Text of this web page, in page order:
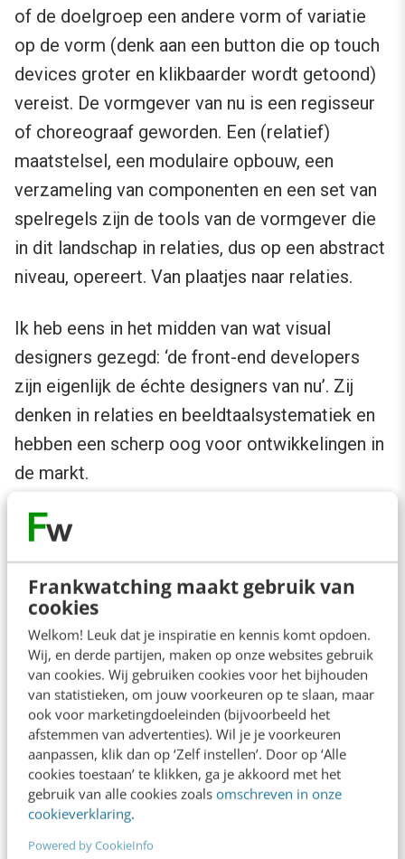
Frankwatching maakt gebruik van
cookies
Welkom! Leuk dat je inspiratie en kennis komt opdoen.
Wij, en derde partijen, maken op onze websites gebruik
van cookies. Wij gebruiken cookies voor het bijhouden
van statistieken, om jouw voorkeuren op te slaan, maar
ook voor marketingdoeleinden (bijvoorbeeld het
afstemmen van advertenties). Wil je je voorkeuren
aanpassen, klik dan op ‘Zelf instellen’. Door op ‘Alle
cookies toestaan’ te klikken, ga je akkoord met het
gebruik van alle cookies zoals omschreven in onze
cookieverklaring.
Powered by CookieInfo
of de doelgroep een andere vorm of variatie
op de vorm (denk aan een button die op touch
devices groter en klikbaarder wordt getoond)
vereist. De vormgever van nu is een regisseur
of choreograaf geworden. Een (relatief)
maatstelsel, een modulaire opbouw, een
verzameling van componenten en een set van
spelregels zijn de tools van de vormgever die
in dit landschap in relaties, dus op een abstract
niveau, opereert. Van plaatjes naar relaties.
Ik heb eens in het midden van wat visual
designers gezegd: ‘de front-end developers
zijn eigenlijk de échte designers van nu’. Zij
denken in relaties en beeldtaalsystematiek en
hebben een scherp oog voor ontwikkelingen in
de markt.
Stylingfreaks met een poederdoos
De uitdaging voor de grafische vormgever is
duidelijk. Het is tenslotte goed om het verschil
tussen stylen en vormgeven te benadrukken.
Als een designer, bijvoorbeeld met behulp van
een ‘ style tile‘ wireframes of html-prototypes
‘inkleurt’ hebben we met een stylist te maken.
De stylist kennen we van de commerciële
zenders. Stylingfreaks die met een poederdoos
hier en daar wat kleur en glans aanbrengen.
Grafische vormgeving betreft een ander